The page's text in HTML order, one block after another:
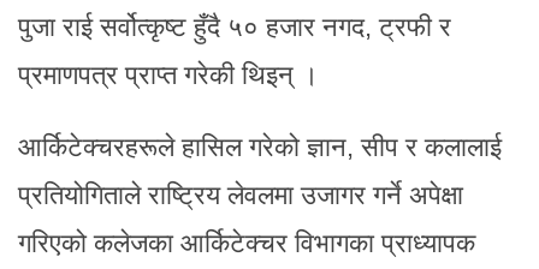
पुजा राई सर्वोत्कृष्ट हुँदै ५० हजार नगद, ट्रफी र
प्रमाणपत्र प्राप्त गरेकी थिइन् ।
आर्किटेक्चरहरूले हासिल गरेको ज्ञान, सीप र कलालाई
प्रतियोगिताले राष्ट्रिय लेवलमा उजागर गर्ने अपेक्षा
गरिएको कलेजका आर्किटेक्चर विभागका प्राध्यापक